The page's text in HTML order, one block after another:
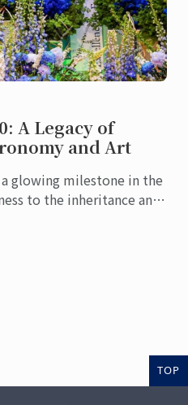
A Legacy of
and Art
a glowing milestone in the
to the inheritance and
TOP